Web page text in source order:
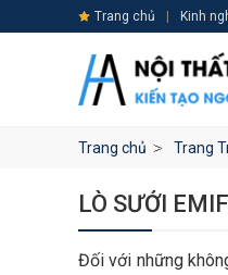
Trang chủ Trang
LÒ SƯỞI
Đối với những
Trang chủ Kinh